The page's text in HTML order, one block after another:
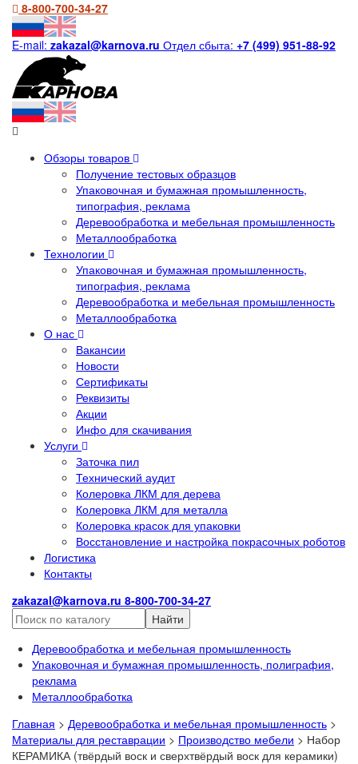
8-800-700-34-27
E-mail: zakazal@karnova.ru Отдел сбыта: +7 (499) 951-88-92
Обзоры товаров
Получение тестовых образцов
Упаковочная и бумажная промышленность,
типография, реклама
Деревообработка и мебельная промышленность
Металлообработка
Технологии
Упаковочная и бумажная промышленность,
типография, реклама
Деревообработка и мебельная промышленность
Металлообработка
О нас
Вакансии
Новости
Сертификаты
Реквизиты
Акции
Инфо для скачивания
Услуги
Заточка пил
Технический аудит
Колеровка ЛКМ для дерева
Колеровка ЛКМ для металла
Колеровка красок для упаковки
Восстановление и настройка покрасочных роботов
Логистика
Контакты
zakazal@karnova.ru 8-800-700-34-27
Найти
Деревообработка и мебельная промышленность
Упаковочная и бумажная промышленность, полиграфия,
реклама
Металлообработка
Главная > Деревообработка и мебельная промышленность >
Материалы для реставрации > Производство мебели > Набор
КЕРАМИКА (твёрдый воск и сверхтвёрдый воск для керамики)